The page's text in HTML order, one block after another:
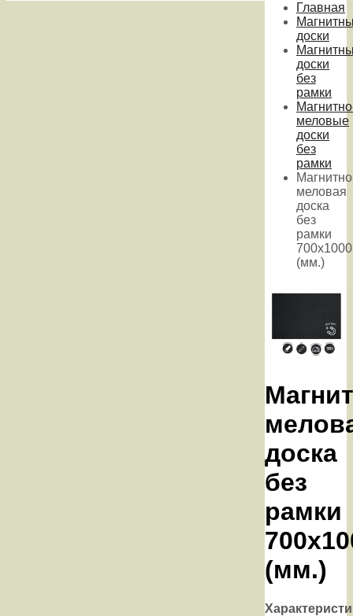
Главная
доски
доски
без
рамки
меловые
доски
без
рамки
меловая
доска
без
рамки
700х1000
(мм.)
доска
без
рамки
(мм.)